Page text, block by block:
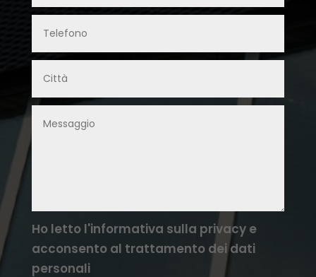
Ho letto l'informativa sulla privacy e
acconsento al trattamento dei dati
personali